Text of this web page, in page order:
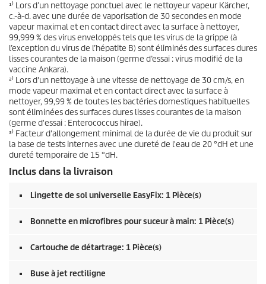
¹⁾ Lors d’un nettoyage ponctuel avec le nettoyeur vapeur Kärcher,
c.-à-d. avec une durée de vaporisation de 30 secondes en mode
vapeur maximal et en contact direct avec la surface à nettoyer,
99,999 % des virus enveloppés tels que les virus de la grippe (à
l’exception du virus de l’hépatite B) sont éliminés des surfaces dures
lisses courantes de la maison (germe d’essai : virus modifié de la
vaccine Ankara).
²⁾ Lors d'un nettoyage à une vitesse de nettoyage de 30 cm/s, en
mode vapeur maximal et en contact direct avec la surface à
nettoyer, 99,99 % de toutes les bactéries domestiques habituelles
sont éliminées des surfaces dures lisses courantes de la maison
(germe d'essai : Enterococcus hirae).
³⁾ Facteur d'allongement minimal de la durée de vie du produit sur
la base de tests internes avec une dureté de l'eau de 20 °dH et une
dureté temporaire de 15 °dH.
Inclus dans la livraison
Lingette de sol universelle EasyFix: 1 Pièce(s)
Bonnette en microfibres pour suceur à main: 1 Pièce(s)
Cartouche de détartrage: 1 Pièce(s)
Buse à jet rectiligne